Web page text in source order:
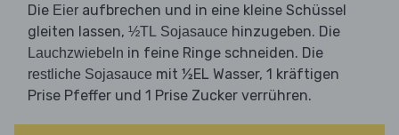
Die Eier aufbrechen und in eine kleine Schüssel
gleiten lassen, ½TL Sojasauce hinzugeben. Die
Lauchzwiebeln in feine Ringe schneiden. Die
restliche Sojasauce mit ½EL Wasser, 1 kräftigen
Prise Pfeffer und 1 Prise Zucker verrühren.